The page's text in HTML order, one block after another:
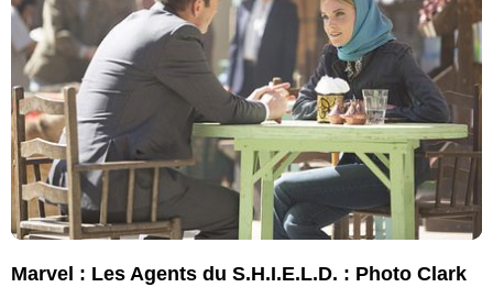
Marvel : Les Agents du S.H.I.E.L.D. : Photo Clark